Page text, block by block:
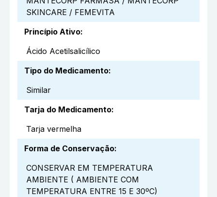
SKINCARE / FEMEVITA
Princípio Ativo:
Ácido Acetilsalicílico
Tipo do Medicamento:
Similar
Tarja do Medicamento:
Tarja vermelha
Forma de Conservação:
CONSERVAR EM TEMPERATURA
AMBIENTE ( AMBIENTE COM
TEMPERATURA ENTRE 15 E 30ºC)